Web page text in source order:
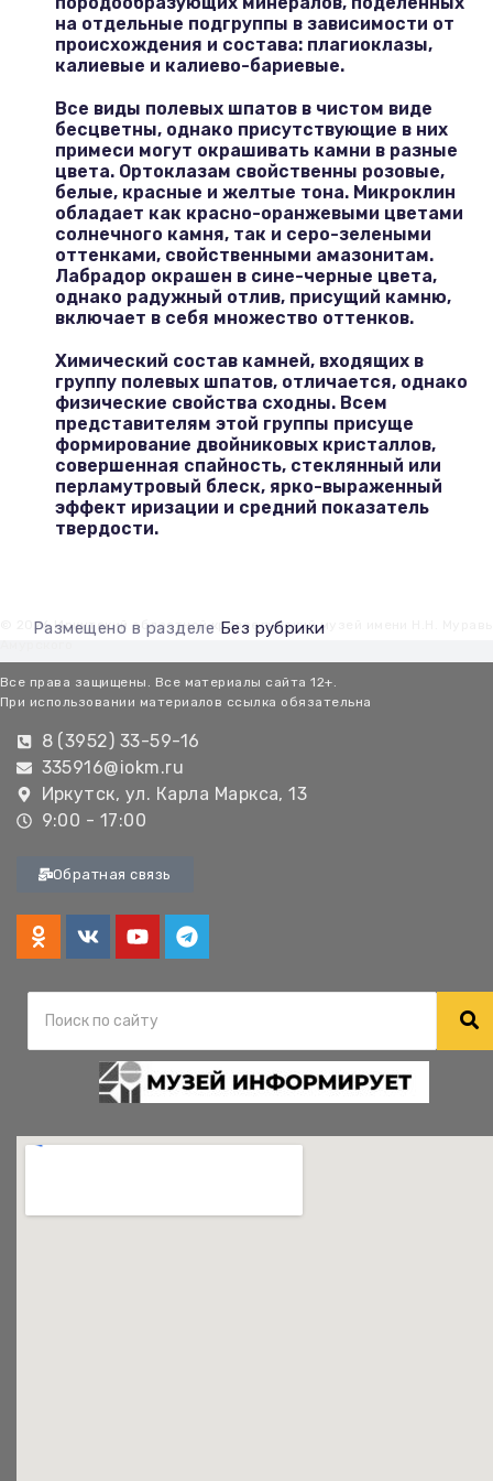
на отдельные подгруппы в зависимости от
происхождения и состава: плагиоклазы,
калиевые и калиево-бариевые.
Все виды полевых шпатов в чистом виде
бесцветны, однако присутствующие в них
примеси могут окрашивать камни в разные
цвета. Ортоклазам свойственны розовые,
белые, красные и желтые тона. Микроклин
обладает как красно-оранжевыми цветами
солнечного камня, так и серо-зелеными
оттенками, свойственными амазонитам.
Лабрадор окрашен в сине-черные цвета,
однако радужный отлив, присущий камню,
включает в себя множество оттенков.
Химический состав камней, входящих в
группу полевых шпатов, отличается, однако
физические свойства сходны. Всем
представителям этой группы присуще
формирование двойниковых кристаллов,
совершенная спайность, стеклянный или
перламутровый блеск, ярко-выраженный
эффект иризации и средний показатель
твердости.
Размещено в разделе Без рубрики
© 2026 Иркутский областной краеведческий музей имени Н.Н.
Все права защищены. Все материалы сайта 12+.
При использовании материалов ссылка обязательна
8 (3952) 33-59-16
335916@iokm.ru
Иркутск, ул. Карла Маркса, 13
9:00 - 17:00
Обратная связь